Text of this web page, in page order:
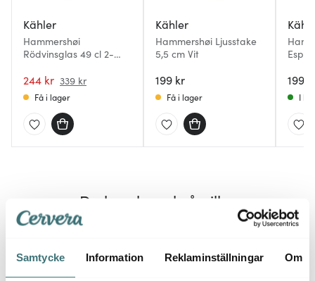
Samtycke Information Reklaminställningar Om
Kähler
Hammershøi
Rödvinsglas 49 cl 2-
244 kr 339 kr
Få i lager
Kähler
Hammershøi Ljusstake
5,5 cm Vit
199 kr
Få i lager
199
I
Du kanske också gillar